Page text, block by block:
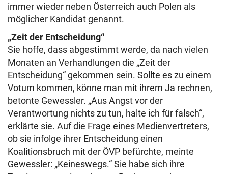
immer wieder neben Österreich auch Polen als
möglicher Kandidat genannt.
„Zeit der Entscheidung“
Sie hoffe, dass abgestimmt werde, da nach vielen
Monaten an Verhandlungen die „Zeit der
Entscheidung“ gekommen sein. Sollte es zu einem
Votum kommen, könne man mit ihrem Ja rechnen,
betonte Gewessler. „Aus Angst vor der
Verantwortung nichts zu tun, halte ich für falsch“,
erklärte sie. Auf die Frage eines Medienvertreters,
ob sie infolge ihrer Entscheidung einen
Koalitionsbruch mit der ÖVP befürchte, meinte
Gewessler: „Keineswegs.“ Sie habe sich ihre